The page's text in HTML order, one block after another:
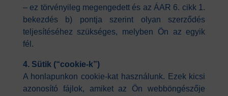
– ez törvényileg megengedett és az ÁAR 6. cikk 1.
bekezdés b) pontja szerint olyan szerződés
teljesítéséhez szükséges, melyben Ön az egyik
fél.
4. Sütik (“cookie-k”)
A honlapunkon cookie-kat használunk. Ezek kicsi
azonosító fájlok, amiket az Ön webböngészője